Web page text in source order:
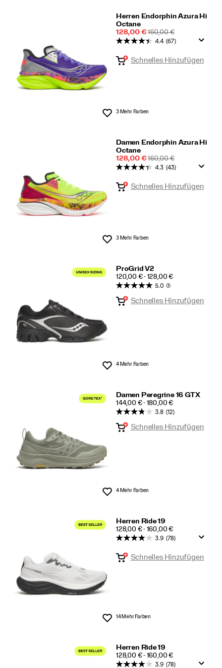
Herren Endorphin Azura Hi
Octane
Reduzierter
Preis
128,00 €REGULÄRER
PREIS
160,00 €
Wunschliste
4.4 (67)
Schnelles Hinzufügen
3 Mehr Farben
Damen Endorphin Azura Hi
Octane
Reduzierter
Preis
128,00 €REGULÄRER
PREIS
160,00 €
Wunschliste
4.3 (43)
Schnelles Hinzufügen
3 Mehr Farben
ProGrid V2
PRICE
120,00 € - 128,00 €
Wunschliste
5.0 (3)
Schnelles Hinzufügen
4 Mehr Farben
Damen Peregrine 16 GTX
PRICE
144,00 € - 180,00 €
Wunschliste
3.8 (12)
Schnelles Hinzufügen
4 Mehr Farben
Herren Ride 19
PRICE
128,00 € - 160,00 €
Wunschliste
3.9 (78)
Schnelles Hinzufügen
14 Mehr Farben
Herren Ride 19
PRICE
128,00 € - 160,00 €
3.9 (78)